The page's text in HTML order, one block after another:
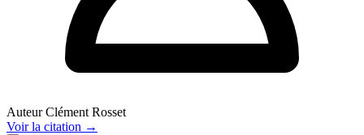
Auteur Clément Rosset
Voirla citation →